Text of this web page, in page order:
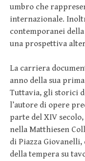
umbro che
internazionale.
contemporanei
una prospettiva
La carriera
anno della sua
Tuttavia, gli storici
l’autore di opere
parte del XIV
nella Matthiesen
di Piazza
della tempera su